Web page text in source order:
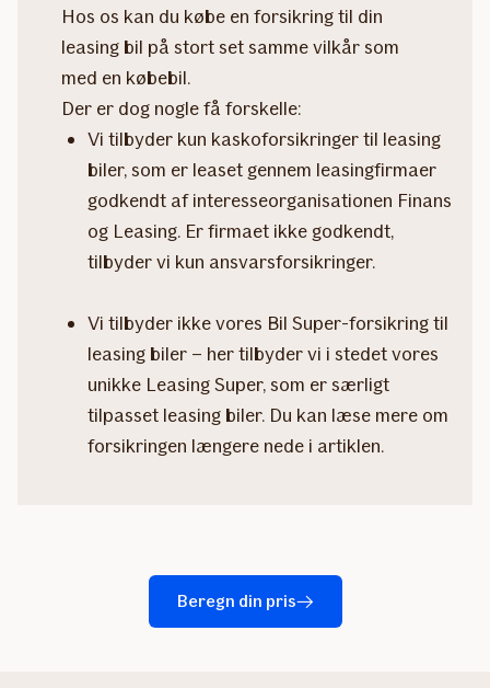
Hos os kan du købe en forsikring til din
leasing bil på stort set samme vilkår som
med en købebil.
Der er dog nogle få forskelle:
Vi tilbyder kun kaskoforsikringer til leasing
biler, som er leaset gennem leasingfirmaer
godkendt af interesseorganisationen Finans
og Leasing. Er firmaet ikke godkendt,
tilbyder vi kun ansvarsforsikringer.
Vi tilbyder ikke vores Bil Super-forsikring til
leasing biler – her tilbyder vi i stedet vores
unikke Leasing Super, som er særligt
tilpasset leasing biler. Du kan læse mere om
forsikringen længere nede i artiklen.
Beregn din pris